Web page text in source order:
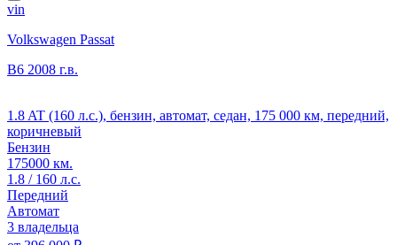
vin
Volkswagen Passat
B6 2008 г.в.
1.8 AT (160 л.с.), бензин, автомат, седан, 175 000 км, передний,
коричневый
Бензин
175000 км.
1.8 / 160 л.с.
Передний
Автомат
3 владельца